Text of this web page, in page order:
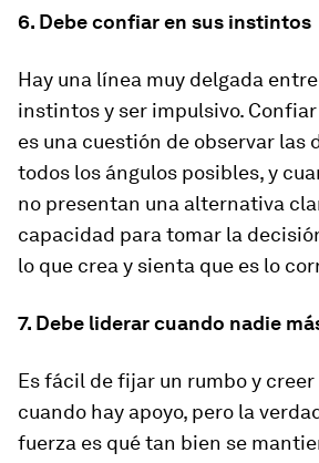
6. Debe confiar en sus instintos
Hay una línea muy delgada
instintos y ser impulsivo.
es una cuestión de observar las
todos los ángulos posibles, y
no presentan una alternativa
capacidad para tomar la
lo que crea y sienta que es lo
7. Debe liderar cuando nadie
Es fácil de fijar un rumbo y
cuando hay apoyo, pero la
fuerza es qué tan bien se